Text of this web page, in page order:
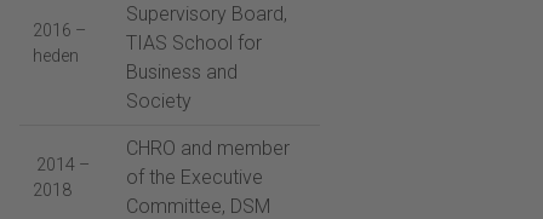
2016 –
heden
Supervisory Board,
TIAS School for
Business and
Society
2014 –
2018
CHRO and member
of the Executive
Committee, DSM